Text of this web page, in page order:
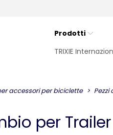
Prodotti
TRIXIE
accessori per biciclette Pezzi
per